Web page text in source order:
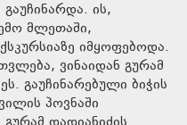
ის,
მლეთაში,
იმყოფებოდა.
ვინაიდან გურამ
გაუჩინარებული ბიჭის
პოვნაში